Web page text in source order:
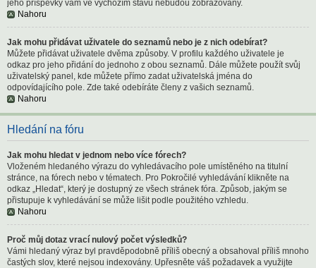
jeho příspěvky vám ve výchozím stavu nebudou zobrazovány.
Nahoru
Jak mohu přidávat uživatele do seznamů nebo je z nich odebírat?
Můžete přidávat uživatele dvěma způsoby. V profilu každého uživatele je
odkaz pro jeho přidání do jednoho z obou seznamů. Dále můžete použít svůj
uživatelský panel, kde můžete přímo zadat uživatelská jména do
odpovídajícího pole. Zde také odebíráte členy z vašich seznamů.
Nahoru
Hledání na fóru
Jak mohu hledat v jednom nebo více fórech?
Vloženém hledaného výrazu do vyhledávacího pole umístěného na titulní
stránce, na fórech nebo v tématech. Pro Pokročilé vyhledávání klikněte na
odkaz „Hledat“, který je dostupný ze všech stránek fóra. Způsob, jakým se
přistupuje k vyhledávání se může lišit podle použitého vzhledu.
Nahoru
Proč můj dotaz vrací nulový počet výsledků?
Vámi hledaný výraz byl pravděpodobně příliš obecný a obsahoval příliš mnoho
častých slov, které nejsou indexovány. Upřesněte váš požadavek a využijte